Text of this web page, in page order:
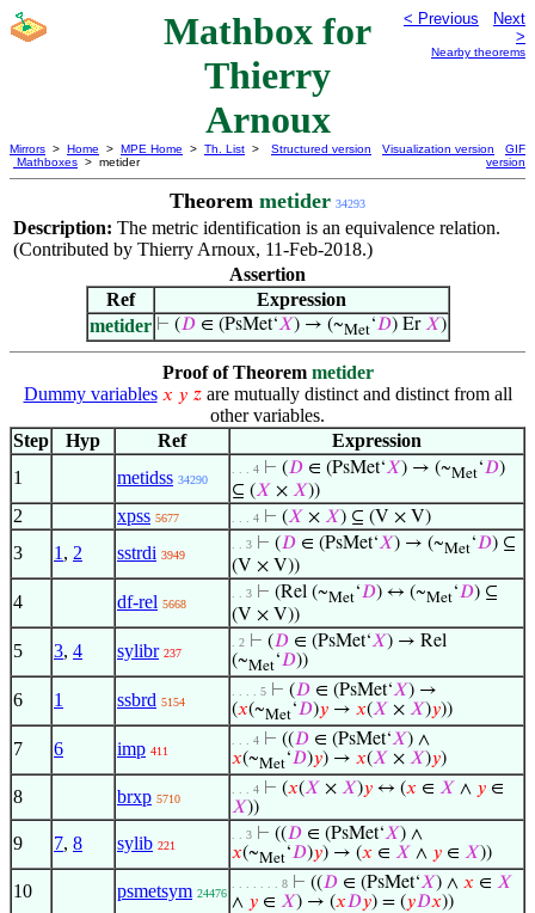
Mathbox for
Thierry
Arnoux
< Previous
Next
>
Nearby theorems
Mirrors > Home > MPE Home > Th. List >
Mathboxes > metider
Structured version Visualization version
GIF
version
Theorem metider 34293
Description: The metric identification is an equivalence relation.
(Contributed by Thierry Arnoux, 11-Feb-2018.)
Assertion
Ref
Expression
metider ⊢ (𝐷∈ (PsMet‘𝑋) → (~Met‘𝐷) Er𝑋)
Proof of Theorem metider
Dummy variables 𝑥 𝑦 𝑧are mutually distinct and distinct from all
other variables.
Step
Hyp Ref
Expression
1
metidss 34290
. . . 4 ⊢ (𝐷 ∈ (PsMet‘𝑋) → (~Met‘𝐷)
⊆ (𝑋 × 𝑋))
2 xpss 5677 . . . 4 ⊢ (𝑋 × 𝑋) ⊆ (V × V)
3 1 , 2 sstrdi 3949
. . 3 ⊢ (𝐷 ∈ (PsMet‘𝑋) → (~Met‘𝐷) ⊆
(V × V))
4 df-rel 5668
. . 3 ⊢ (Rel (~Met‘𝐷) ↔ (~Met‘𝐷) ⊆
(V × V))
5 3, 4 sylibr 237
. 2 ⊢ (𝐷 ∈ (PsMet‘𝑋) → Rel
(~Met‘𝐷))
6 1 ssbrd 5154
. . . . 5 ⊢ (𝐷 ∈ (PsMet‘𝑋) →
(𝑥(~Met‘𝐷)𝑦 → 𝑥(𝑋 × 𝑋)𝑦))
7 6 imp 411
. . . 4 ⊢ ((𝐷 ∈ (PsMet‘𝑋) ∧
𝑥(~Met‘𝐷)𝑦) → 𝑥(𝑋 × 𝑋)𝑦)
8 brxp 5710
. . . 4 ⊢ (𝑥(𝑋 × 𝑋)𝑦 ↔ (𝑥 ∈ 𝑋 ∧ 𝑦 ∈
𝑋))
9 7, 8 sylib 221
. . 3 ⊢ ((𝐷 ∈ (PsMet‘𝑋) ∧
𝑥(~Met‘𝐷)𝑦) → (𝑥 ∈ 𝑋 ∧ 𝑦 ∈ 𝑋))
10 psmetsym 24476
. . . . . . . 8 ⊢ ((𝐷 ∈ (PsMet‘𝑋) ∧ 𝑥 ∈ 𝑋
∧ 𝑦 ∈ 𝑋) → (𝑥𝐷𝑦) = (𝑦𝐷𝑥))